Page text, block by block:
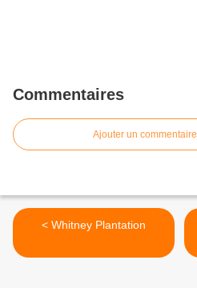
Commentaires
Ajouter un commentaire
< Whitney Plantation